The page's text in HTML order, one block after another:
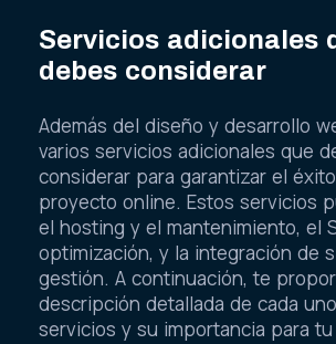
Servicios adicionales
debes considerar
Además del diseño y desarrollo
varios servicios adicionales que
considerar para garantizar el
proyecto online. Estos servicios
el hosting y el mantenimiento, el
optimización, y la integración de
gestión. A continuación, te
descripción detallada de cada
servicios y su importancia para